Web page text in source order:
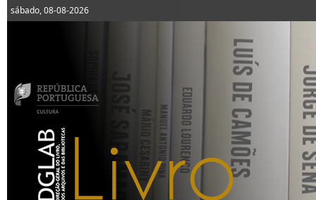
sábado, 08-08-2026